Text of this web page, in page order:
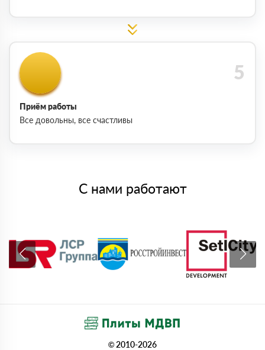
Приём работы
Все довольны, все счастливы
С нами работают
© 2010-2026